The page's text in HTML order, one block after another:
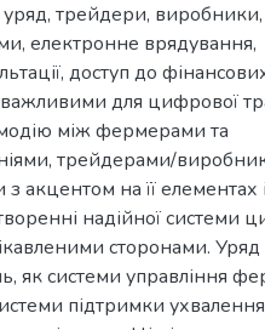
трейдери, виробники,
електронне врядування,
доступ до
для цифрової
між фермерами та
трейдерами/
акцентом на її елементах
надійної системи
сторонами.
як системи управління
підтримки